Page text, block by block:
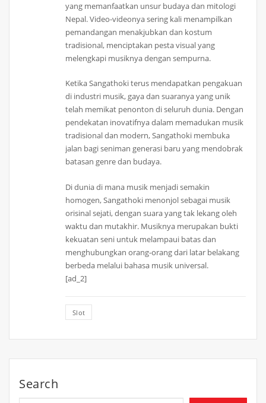
yang memanfaatkan unsur budaya dan mitologi
Nepal. Video-videonya sering kali menampilkan
pemandangan menakjubkan dan kostum
tradisional, menciptakan pesta visual yang
melengkapi musiknya dengan sempurna.
Ketika Sangathoki terus mendapatkan pengakuan
di industri musik, gaya dan suaranya yang unik
telah memikat penonton di seluruh dunia. Dengan
pendekatan inovatifnya dalam memadukan musik
tradisional dan modern, Sangathoki membuka
jalan bagi seniman generasi baru yang mendobrak
batasan genre dan budaya.
Di dunia di mana musik menjadi semakin
homogen, Sangathoki menonjol sebagai musik
orisinal sejati, dengan suara yang tak lekang oleh
waktu dan mutakhir. Musiknya merupakan bukti
kekuatan seni untuk melampaui batas dan
menghubungkan orang-orang dari latar belakang
berbeda melalui bahasa musik universal.
[ad_2]
Slot
Search